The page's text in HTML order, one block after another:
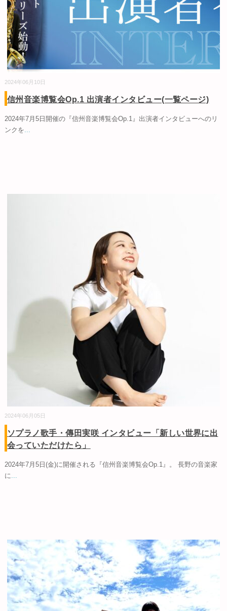
2024年06月10日
信州音楽博覧会Op.1 出演者インタビュー(一覧ページ)
2024年7月5日開催の『信州音楽博覧会Op.1』出演者インタビューへのリ
ンクを
2024年06月05日
ソプラノ歌手・傳田実咲 インタビュー「新しい世界に出
会っていただけたら」
2024年7月5日(金)に開催される『信州音楽博覧会Op.1』。 長野の音楽家
に